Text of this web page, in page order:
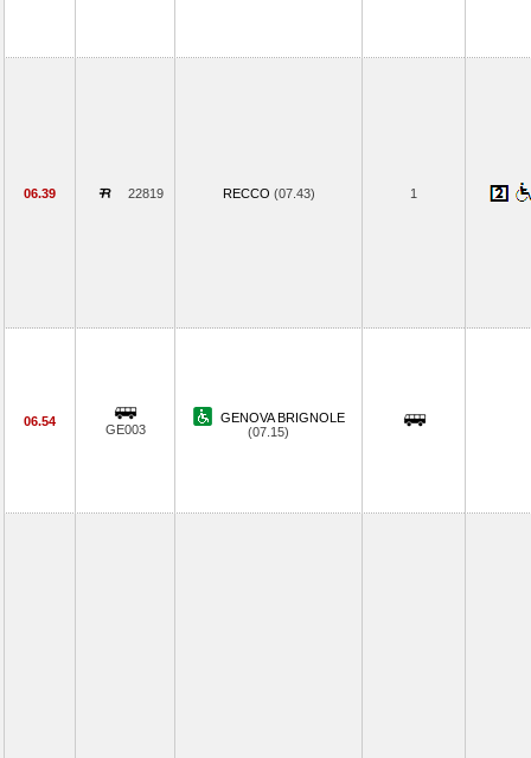
06.39 22819 RECCO (07.43) 1
06.54
GE003
GENOVA BRIGNOLE
(07.15)